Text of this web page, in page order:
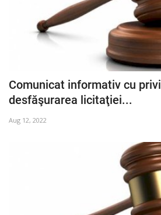
Comunicat informativ cu
desfăşurarea licitaţiei...
Aug 12, 2022